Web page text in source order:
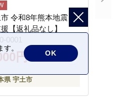
令和8年熊本地震 災
【返礼品なし】
0001
円
県 宇土市
。
OK